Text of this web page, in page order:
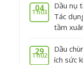
04
Th03
Dầu nụ
Tác
tầm
29
Th02
Dầu
ích sức